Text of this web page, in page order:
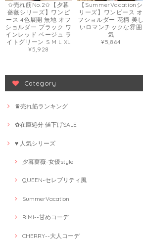
✩売れ筋No.2✩【夕暮
薔薇シリーズ】ワンピ
ース 4色展開 無地 オフ
ショルダー ブラック ワ
インレッド ベージュ ラ
イトグリーン S M L XL
¥5,928
【SummerVacationシ
リーズ】ワンピース オ
フショルダー 花柄 美し
いロマンチックな雰囲
気
¥5,864
Category
♛売れ筋ランキング
✿在庫処分 値下げSALE
♥ 人気シリーズ
夕暮薔薇-女優style
QUEEN-セレブリティ風
SummerVacation
RIMI--甘めコーデ
CHERRY--大人コーデ